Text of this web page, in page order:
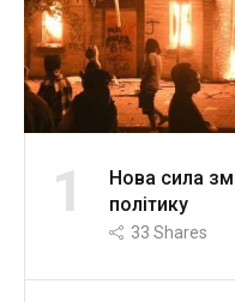
1
Нова сила
політику
33 Shares